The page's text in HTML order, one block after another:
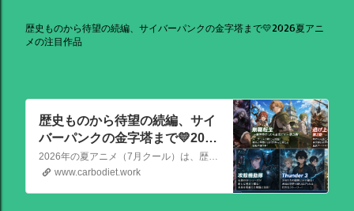
歴史ものから待望の続編、サイバーパンクの金字塔まで💛2026夏アニ
メの注目作品
歴史ものから待望の続編、サイ
バーパンクの金字塔まで💛2026
夏アニメの注目作品
2026年の夏アニメ（7月クール）は、歴史ものから待望の続編、サイバーパンクの金字塔まで、かなり見ごたえのある強力なラインナップが揃っています！ その中でも特に注目を集めている話題作を、いくつか厳選してご紹介します。
www.carbodiet.work